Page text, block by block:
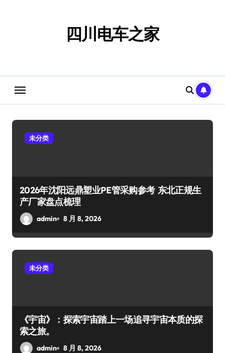
四川电车之家
未分类
2026年沈阳远鼎塑业PE管采购参考 东北正规生
产厂家盘点梳理
admin 8 月 8, 2026
未分类
《宇宙》：探索宇宙踏上一场追寻宇宙本质的探
索之旅。
admin 8 月 8, 2026